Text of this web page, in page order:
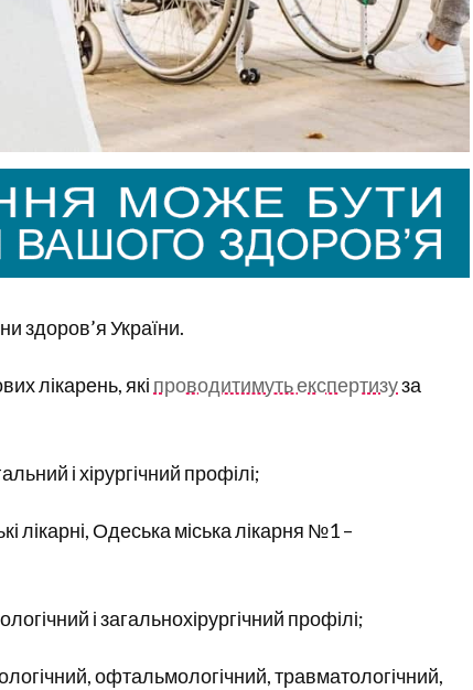
здоров’я України.
лікарень, які проводитимуть експертизуза
і хірургічний профілі;
лікарні, Одеська міська лікарня №1 –
і загальнохірургічний профілі;
офтальмологічний, травматологічний,